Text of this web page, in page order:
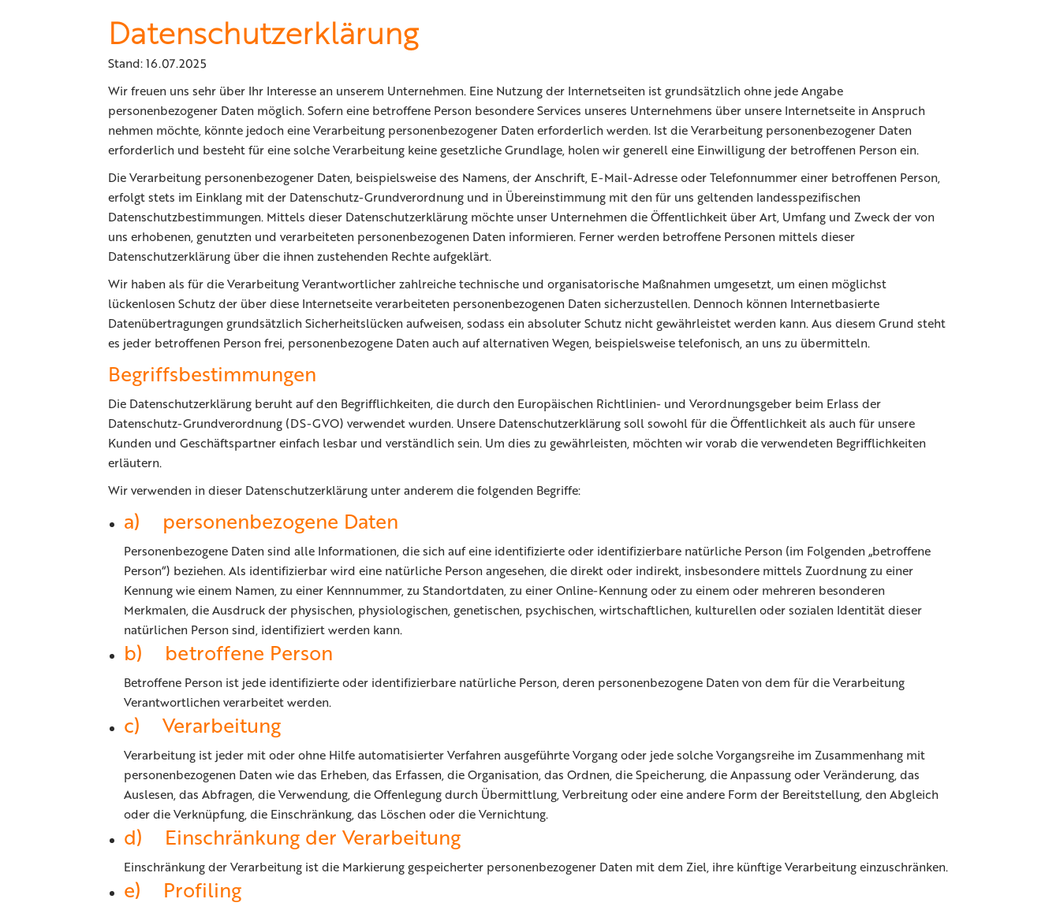
Datenschutzerklärung
Stand: 16.07.2025
Wir freuen uns sehr über Ihr Interesse an unserem Unternehmen. Eine Nutzung der Internetseiten ist grundsätzlich ohne jede Angabe
personenbezogener Daten möglich. Sofern eine betroffene Person besondere Services unseres Unternehmens über unsere Internetseite in Anspruch
nehmen möchte, könnte jedoch eine Verarbeitung personenbezogener Daten erforderlich werden. Ist die Verarbeitung personenbezogener Daten
erforderlich und besteht für eine solche Verarbeitung keine gesetzliche Grundlage, holen wir generell eine Einwilligung der betroffenen Person ein.
Die Verarbeitung personenbezogener Daten, beispielsweise des Namens, der Anschrift, E-Mail-Adresse oder Telefonnummer einer betroffenen Person,
erfolgt stets im Einklang mit der Datenschutz-Grundverordnung und in Übereinstimmung mit den für uns geltenden landesspezifischen
Datenschutzbestimmungen. Mittels dieser Datenschutzerklärung möchte unser Unternehmen die Öffentlichkeit über Art, Umfang und Zweck der von
uns erhobenen, genutzten und verarbeiteten personenbezogenen Daten informieren. Ferner werden betroffene Personen mittels dieser
Datenschutzerklärung über die ihnen zustehenden Rechte aufgeklärt.
Wir haben als für die Verarbeitung Verantwortlicher zahlreiche technische und organisatorische Maßnahmen umgesetzt, um einen möglichst
lückenlosen Schutz der über diese Internetseite verarbeiteten personenbezogenen Daten sicherzustellen. Dennoch können Internetbasierte
Datenübertragungen grundsätzlich Sicherheitslücken aufweisen, sodass ein absoluter Schutz nicht gewährleistet werden kann. Aus diesem Grund steht
es jeder betroffenen Person frei, personenbezogene Daten auch auf alternativen Wegen, beispielsweise telefonisch, an uns zu übermitteln.
Begriffsbestimmungen
Die Datenschutzerklärung beruht auf den Begrifflichkeiten, die durch den Europäischen Richtlinien- und Verordnungsgeber beim Erlass der
Datenschutz-Grundverordnung (DS-GVO) verwendet wurden. Unsere Datenschutzerklärung soll sowohl für die Öffentlichkeit als auch für unsere
Kunden und Geschäftspartner einfach lesbar und verständlich sein. Um dies zu gewährleisten, möchten wir vorab die verwendeten Begrifflichkeiten
erläutern.
Wir verwenden in dieser Datenschutzerklärung unter anderem die folgenden Begriffe:
a) personenbezogene Daten
Personenbezogene Daten sind alle Informationen, die sich auf eine identifizierte oder identifizierbare natürliche Person (im Folgenden „betroffene
Person“) beziehen. Als identifizierbar wird eine natürliche Person angesehen, die direkt oder indirekt, insbesondere mittels Zuordnung zu einer
Kennung wie einem Namen, zu einer Kennnummer, zu Standortdaten, zu einer Online-Kennung oder zu einem oder mehreren besonderen
Merkmalen, die Ausdruck der physischen, physiologischen, genetischen, psychischen, wirtschaftlichen, kulturellen oder sozialen Identität dieser
natürlichen Person sind, identifiziert werden kann.
b) betroffene Person
Betroffene Person ist jede identifizierte oder identifizierbare natürliche Person, deren personenbezogene Daten von dem für die Verarbeitung
Verantwortlichen verarbeitet werden.
c) Verarbeitung
Verarbeitung ist jeder mit oder ohne Hilfe automatisierter Verfahren ausgeführte Vorgang oder jede solche Vorgangsreihe im Zusammenhang mit
personenbezogenen Daten wie das Erheben, das Erfassen, die Organisation, das Ordnen, die Speicherung, die Anpassung oder Veränderung, das
Auslesen, das Abfragen, die Verwendung, die Offenlegung durch Übermittlung, Verbreitung oder eine andere Form der Bereitstellung, den Abgleich
oder die Verknüpfung, die Einschränkung, das Löschen oder die Vernichtung.
d) Einschränkung der Verarbeitung
Einschränkung der Verarbeitung ist die Markierung gespeicherter personenbezogener Daten mit dem Ziel, ihre künftige Verarbeitung einzuschränken.
e) Profiling